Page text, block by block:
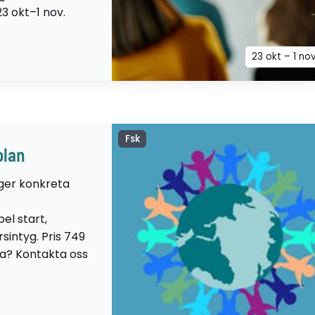
okt–1 nov.
23 okt – 1
konkreta
start,
Pris 749
Kontakta oss
Fsk